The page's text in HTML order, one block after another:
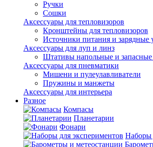
Ручки
Сошки
Аксессуары для тепловизоров
Кронштейны для тепловизоров
Источники питания и зарядные
Аксессуары для луп и линз
Штативы напольные и
Аксессуары для пневматики
Мишени и пулеулавливатели
Пружины и манжеты
Аксессуары для интерьера
Разное
Компасы
Планетарии
Фонари
Наборы